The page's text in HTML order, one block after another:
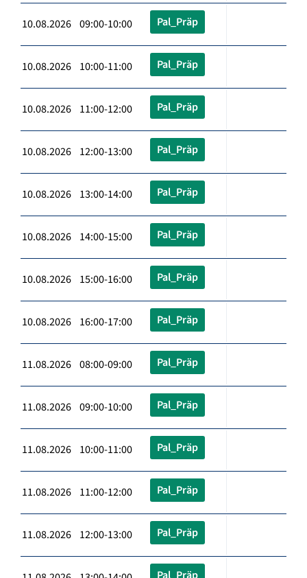
10.08.2026 09:00-10:00 Pal_Präp
10.08.2026 10:00-11:00 Pal_Präp
10.08.2026 11:00-12:00 Pal_Präp
10.08.2026 12:00-13:00 Pal_Präp
10.08.2026 13:00-14:00 Pal_Präp
10.08.2026 14:00-15:00 Pal_Präp
10.08.2026 15:00-16:00 Pal_Präp
10.08.2026 16:00-17:00 Pal_Präp
11.08.2026 08:00-09:00 Pal_Präp
11.08.2026 09:00-10:00 Pal_Präp
11.08.2026 10:00-11:00 Pal_Präp
11.08.2026 11:00-12:00 Pal_Präp
11.08.2026 12:00-13:00 Pal_Präp